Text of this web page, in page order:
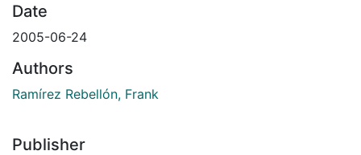
Date
2005-06-24
Authors
Ramírez Rebellón, Frank
Publisher